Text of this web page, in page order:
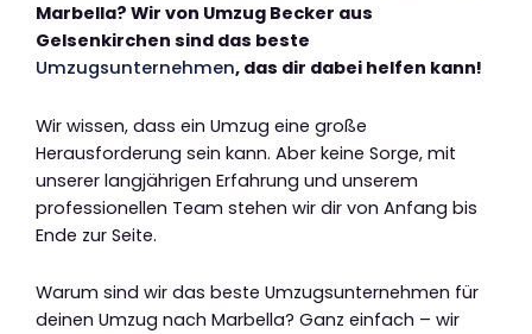
Marbella? Wir von Umzug Becker aus
Gelsenkirchen sind das beste
Umzugsunternehmen, das dir dabei helfen kann!
Wir wissen, dass ein Umzug eine große
Herausforderung sein kann. Aber keine Sorge, mit
unserer langjährigen Erfahrung und unserem
professionellen Team stehen wir dir von Anfang bis
Ende zur Seite.
Warum sind wir das beste Umzugsunternehmen für
deinen Umzug nach Marbella? Ganz einfach – wir